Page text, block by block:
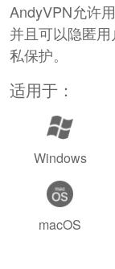
AndyVPN允许
并且可以隐匿
私保护。
适用于：
Windows
macOS